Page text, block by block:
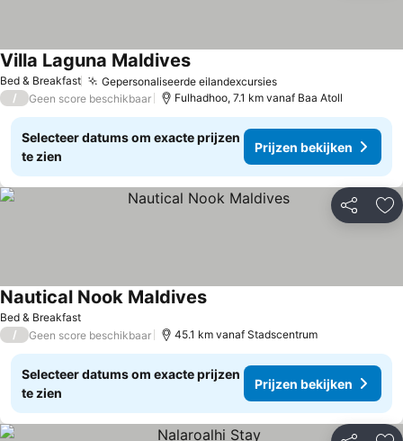
Bed & Breakfast Gepersonaliseerde eilandexcursiesPrijzen bekijken
Villa Laguna MaldivesPrijzen bekijken
/ Geen score beschikbaar Fulhadhoo, 7.1 km vanaf Baa Atoll
Selecteer datums om exacte prijzen
te zien
Prijzen bekijken
Delen
Bed & Breakfast
Nautical Nook MaldivesPrijzen bekijken
/ Geen score beschikbaar 45.1 km vanaf Stadscentrum
Selecteer datums om exacte prijzen
te zien
Prijzen bekijken